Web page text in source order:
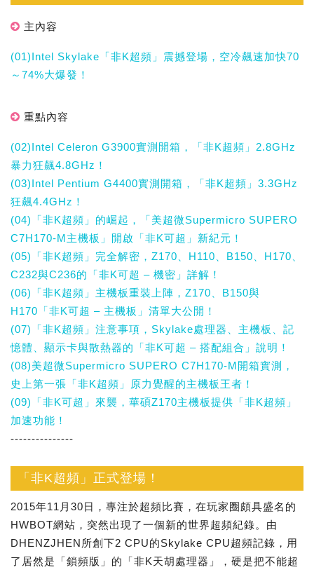
主內容
(01)Intel Skylake「非K超頻」震撼登場，空冷飆速加快70
～74%大爆發！
重點內容
(02)Intel Celeron G3900實測開箱，「非K超頻」2.8GHz
暴力狂飆4.8GHz！
(03)Intel Pentium G4400實測開箱，「非K超頻」3.3GHz
狂飆4.4GHz！
(04)「非K超頻」的崛起，「美超微Supermicro SUPERO
C7H170-M主機板」開啟「非K可超」新紀元！
(05)「非K超頻」完全解密，Z170、H110、B150、H170、
C232與C236的「非K可超 – 機密」詳解！
(06)「非K超頻」主機板重裝上陣，Z170、B150與
H170「非K可超 – 主機板」清單大公開！
(07)「非K超頻」注意事項，Skylake處理器、主機板、記
憶體、顯示卡與散熱器的「非K可超 – 搭配組合」說明！
(08)美超微Supermicro SUPERO C7H170-M開箱實測，
史上第一張「非K超頻」原力覺醒的主機板王者！
(09)「非K可超」來襲，華碩Z170主機板提供「非K超頻」
加速功能！
---------------
「非K超頻」正式登場！
2015年11月30日，專注於超頻比賽，在玩家圈頗具盛名的
HWBOT網站，突然出現了一個新的世界超頻紀錄。由
DHENZJHEN所創下2 CPU的Skylake CPU超頻記錄，用
了居然是「鎖頻版」的「非K天胡處理器」，硬是把不能超